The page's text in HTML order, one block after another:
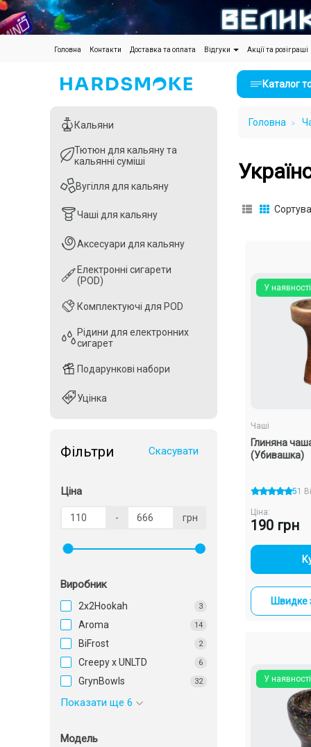
Головна (current)
Контакти Доставка та оплата Відгуки Акції та розіграші
Каталог
Кальяни
Тютюн для кальяну та
кальянні суміші
Вугілля для кальяну
Чаші для кальяну
Аксесуари для кальяну
Електронні сигарети
(POD)
Комплектуючі для POD
Рідини для електронних
сигарет
Подарункові набори
Уцінка
Кальяни
Тютюн для кальяну та
кальянні суміші
Вугілля для кальяну
Чаші для кальяну
Аксесуари для кальяну
Електронні сигарети
(POD)
Комплектуючі для POD
Рідини для електронних
сигарет
Подарункові набори
Уцінка
Фільтри Скасувати
Ціна
- грн
Виробник
2x2Hookah 3
Aroma 14
BiFrost 2
Creepy x UNLTD 6
GrynBowls 32
Показати ще 6
Модель
Головна
У наявності
Чаші
Глиняна
(Убивашка)
51
Ціна:
190 грн
-
Швидке
У наявності